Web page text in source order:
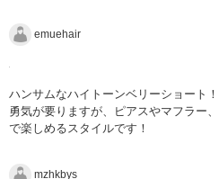
emuehair
ハンサムなハイトーンベリーショート！
勇気が要りますが、ピアスやマフラー
で楽しめるスタイルです！
mzhkbys